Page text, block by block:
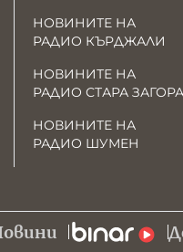
НОВИНИТЕ НА
РАДИО КЪРДЖАЛИ
НОВИНИТЕ НА
РАДИО СТАРА ЗАГОРА
НОВИНИТЕ НА
РАДИО ШУМЕН